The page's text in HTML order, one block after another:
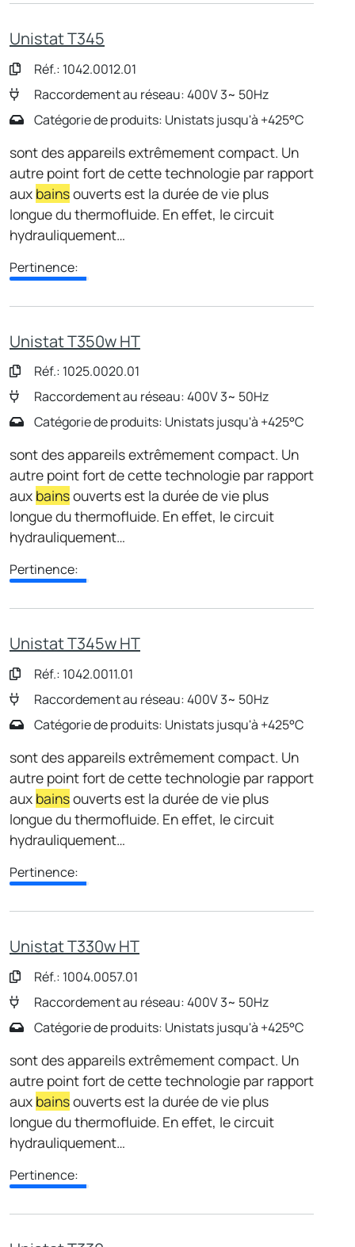
Unistat T345
Réf.: 1042.0012.01
Raccordement au réseau: 400V 3~ 50Hz
Catégorie de produits: Unistats jusqu'à +425°C
sont des appareils extrêmement compact. Un
autre point fort de cette technologie par rapport
aux bainsouverts est la durée de vie plus
longue du thermofluide. En effet, le circuit
hydrauliquement…
Pertinence:
Unistat T350w HT
Réf.: 1025.0020.01
Raccordement au réseau: 400V 3~ 50Hz
Catégorie de produits: Unistats jusqu'à +425°C
sont des appareils extrêmement compact. Un
autre point fort de cette technologie par rapport
aux bainsouverts est la durée de vie plus
longue du thermofluide. En effet, le circuit
hydrauliquement…
Pertinence:
Unistat T345w HT
Réf.: 1042.0011.01
Raccordement au réseau: 400V 3~ 50Hz
Catégorie de produits: Unistats jusqu'à +425°C
sont des appareils extrêmement compact. Un
autre point fort de cette technologie par rapport
aux bainsouverts est la durée de vie plus
longue du thermofluide. En effet, le circuit
hydrauliquement…
Pertinence:
Unistat T330w HT
Réf.: 1004.0057.01
Raccordement au réseau: 400V 3~ 50Hz
Catégorie de produits: Unistats jusqu'à +425°C
sont des appareils extrêmement compact. Un
autre point fort de cette technologie par rapport
aux bainsouverts est la durée de vie plus
longue du thermofluide. En effet, le circuit
hydrauliquement…
Pertinence: